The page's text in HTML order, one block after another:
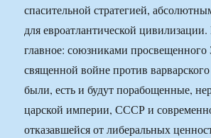
спасительной стратегией,
для евроатлантической
главное: союзниками просвещенного
священной войне против
были, есть и будут порабощенные,
царской империи, СССР и
отказавшейся от либеральных